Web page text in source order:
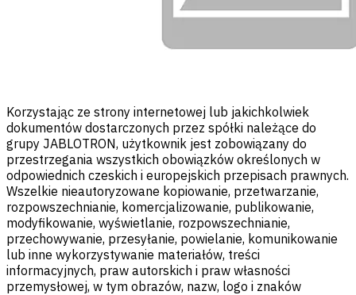
Korzystając ze strony internetowej lub jakichkolwiek
dokumentów dostarczonych przez spółki należące do
grupy JABLOTRON, użytkownik jest zobowiązany do
przestrzegania wszystkich obowiązków określonych w
odpowiednich czeskich i europejskich przepisach prawnych.
Wszelkie nieautoryzowane kopiowanie, przetwarzanie,
rozpowszechnianie, komercjalizowanie, publikowanie,
modyfikowanie, wyświetlanie, rozpowszechnianie,
przechowywanie, przesyłanie, powielanie, komunikowanie
lub inne wykorzystywanie materiałów, treści
informacyjnych, praw autorskich i praw własności
przemysłowej, w tym obrazów, nazw, logo i znaków